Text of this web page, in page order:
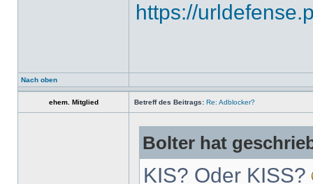
https://
Nach oben
ehem. Mitglied Betreff des Beitrags: Re: Adblocker?
Bolter hat
KIS? Oder KISS?